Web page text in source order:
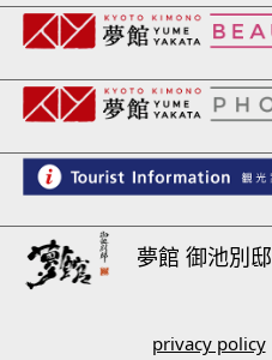
夢館 御池別邸
privacy policy